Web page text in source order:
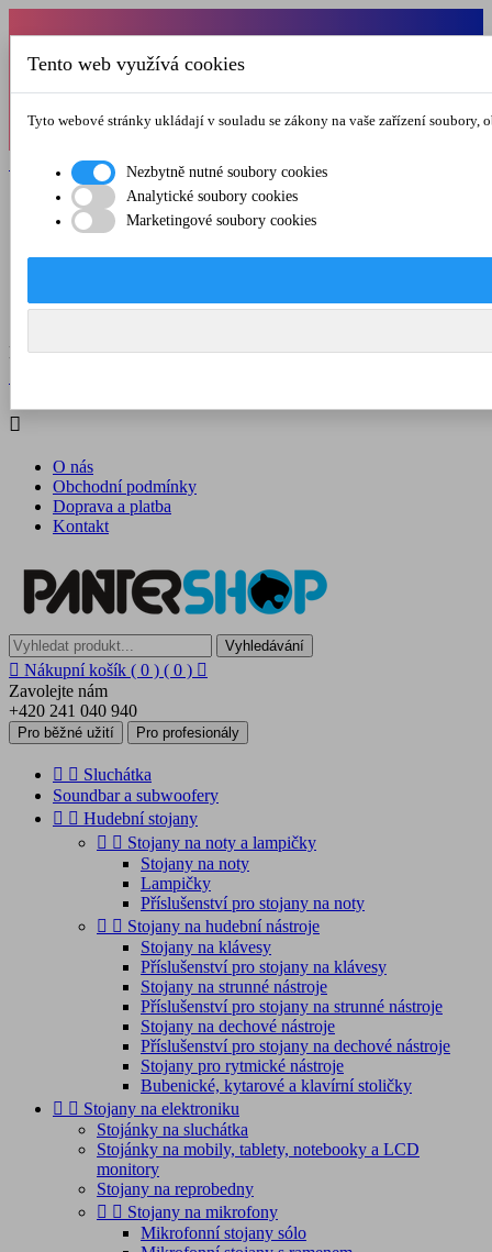
Od 1.7.-31.8.2026 budeme mít v pátek
zkrácenou provozní dobu do 12.00 hod. Přejeme
Registrovat  Přihlásit se
O nás
Kontakt
Menu  

O nás
Obchodní podmínky
Doprava a platba
Kontakt
Vyhledávání
 Nákupní košík ( 0 ) ( 0 ) 
Zavolejte nám
+420 241 040 940
Pro běžné užití Pro profesionály
  Sluchátka
Soundbar a subwoofery
  Hudební stojany
  Stojany na noty a lampičky
Stojany na noty
Lampičky
Příslušenství pro stojany na noty
  Stojany na hudební nástroje
Stojany na klávesy
Příslušenství pro stojany na klávesy
Stojany na strunné nástroje
Příslušenství pro stojany na strunné nástroje
Stojany na dechové nástroje
Příslušenství pro stojany na dechové nástroje
Stojany pro rytmické nástroje
Bubenické, kytarové a klavírní stoličky
  Stojany na elektroniku
Stojánky na sluchátka
Stojánky na mobily, tablety, notebooky a LCD
monitory
Stojany na reprobedny
  Stojany na mikrofony
Mikrofonní stojany sólo
Tento web využívá cookies
Tyto webové stránky ukládají v souladu se zákony na vaše zařízení
Nezbytně nutné soubory cookies
Analytické soubory cookies
Marketingové soubory cookies